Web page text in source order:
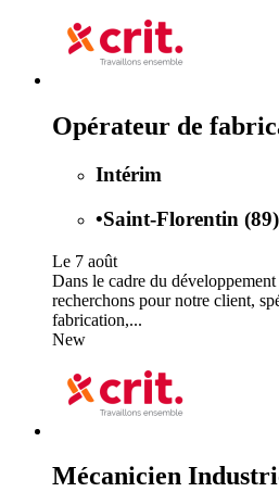
Opérateur de
Intérim
•Saint-Florentin (89)
Le 7 août
Dans le cadre du
recherchons pour notre client,
fabrication,...
New
Mécanicien